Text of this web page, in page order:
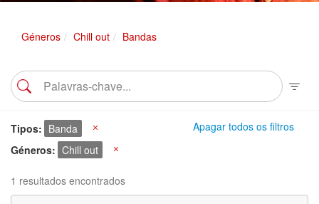
Géneros Chill out Bandas
Apagar todos os filtros
Tipos Banda
Géneros
Chill out
1 resultados encontrados